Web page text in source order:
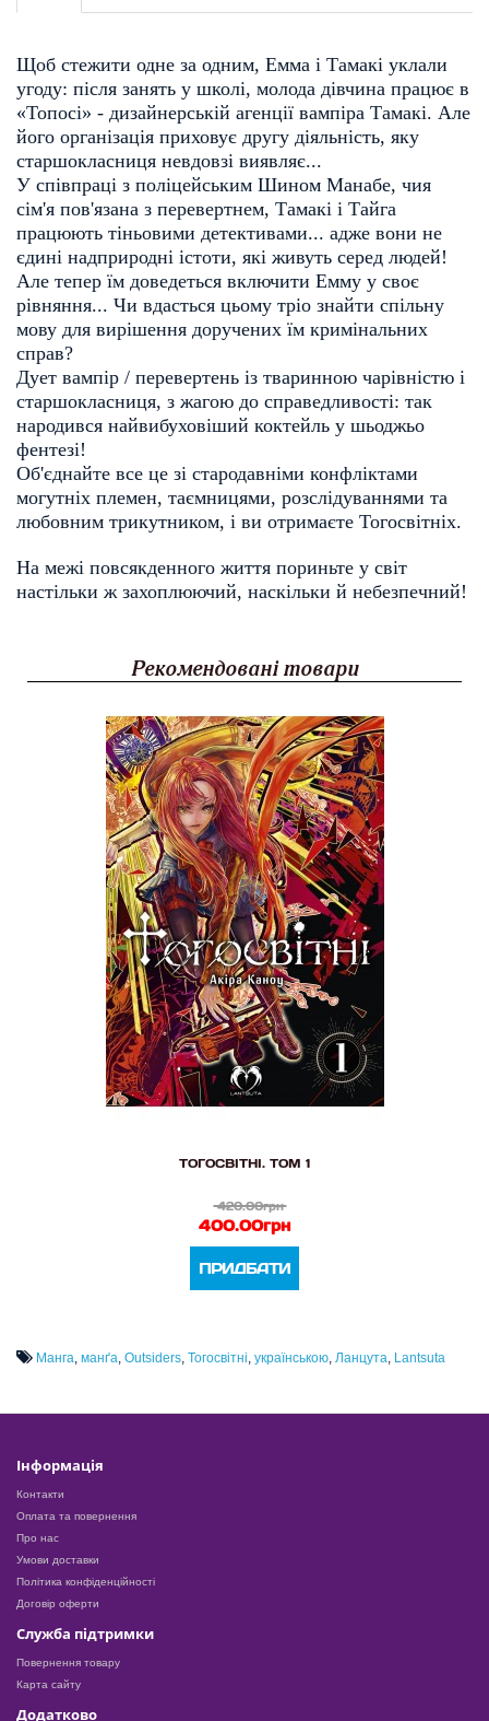
Щоб стежити одне за одним, Емма і Тамакі уклали
угоду: після занять у школі, молода дівчина працює в
«Топосі» - дизайнерській агенції вампіра Тамакі. Але
його організація приховує другу діяльність, яку
старшокласниця невдовзі виявляє...
У співпраці з поліцейським Шином Манабе, чия
сім'я пов'язана з перевертнем, Тамакі і Тайга
працюють тіньовими детективами... адже вони не
єдині надприродні істоти, які живуть серед людей!
Але тепер їм доведеться включити Емму у своє
рівняння... Чи вдасться цьому тріо знайти спільну
мову для вирішення доручених їм кримінальних
справ?
Дует вампір / перевертень із тваринною чарівністю і
старшокласниця, з жагою до справедливості: так
народився найвибуховіший коктейль у шьоджьо
фентезі!
Об'єднайте все це зі стародавніми конфліктами
могутніх племен, таємницями, розслідуваннями та
любовним трикутником, і ви отримаєте Тогосвітніх.
На межі повсякденного життя пориньте у світ
настільки ж захоплюючий, наскільки й небезпечний!
Рекомендовані товари
ТОГОСВІТНІ. ТОМ 1
420.00грн
400.00грн
ПРИДБАТИ
Манга, манґа, Outsiders, Тогосвітні, українською, Ланцута, Lantsuta
Інформація
Контакти
Оплата та повернення
Про нас
Умови доставки
Політика конфіденційності
Договір оферти
Служба підтримки
Повернення товару
Карта сайту
Додатково